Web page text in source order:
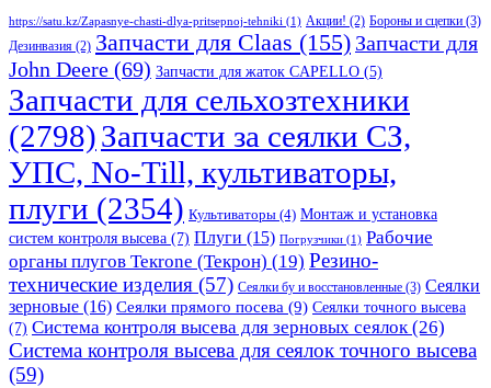
https://satu.kz/Zapasnye-chasti-dlya-pritsepnoj-tehniki (1) Акции! (2) Бороны и сцепки (3)
Дезинвазия (2) Запчасти для Claas (155) Запчасти для
John Deere (69) Запчасти для жаток CAPELLO (5)
Запчасти для сельхозтехники
(2798)Запчасти за сеялки СЗ,
УПС, No-Till, культиваторы,
плуги (2354) Культиваторы (4) Монтаж и установка
систем контроля высева (7) Плуги (15) Погрузчики (1) Рабочие
органы плугов Текrоne (Текрон) (19) Резино-
технические изделия (57) Сеялки бу и восстановленные (3) Сеялки
зерновые (16) Сеялки прямого посева (9) Сеялки точного высева
(7) Система контроля высева для зерновых сеялок (26)
Система контроля высева для сеялок точного высева
(59)